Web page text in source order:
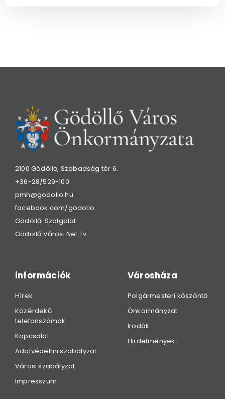
2100 Gödöllő, Szabadság tér 6.
+36-28/529-100
pmh@godollo.hu
facebook.com/godollo
Gödöllői Szolgálat
Gödöllő Városi Net Tv
információk
Hírek
Közérdekű
telefonszámok
Kapcsolat
Adatvédelmi szabályzat
Városi szabályzat
Impresszum
Városháza
Polgármesteri köszöntő
Önkormányzat
Irodák
Hirdetmények